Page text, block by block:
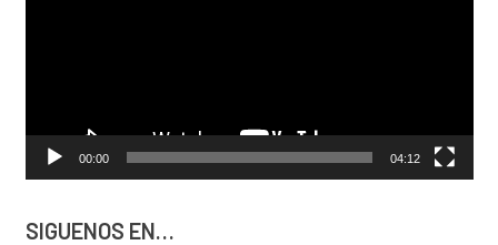
00:00 04:12
SIGUENOS EN…